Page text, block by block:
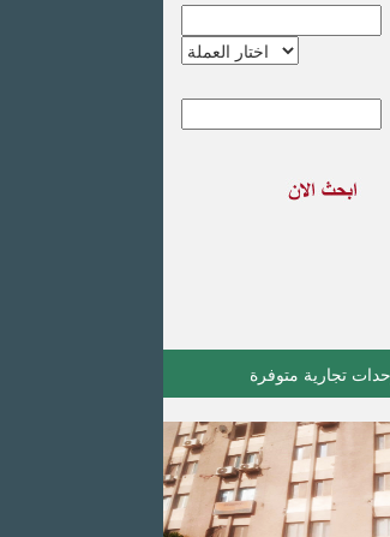
طريق القاهرة
الاسكندرية
العين السخنة
الساحل الشمالى
تجارية متوفرة